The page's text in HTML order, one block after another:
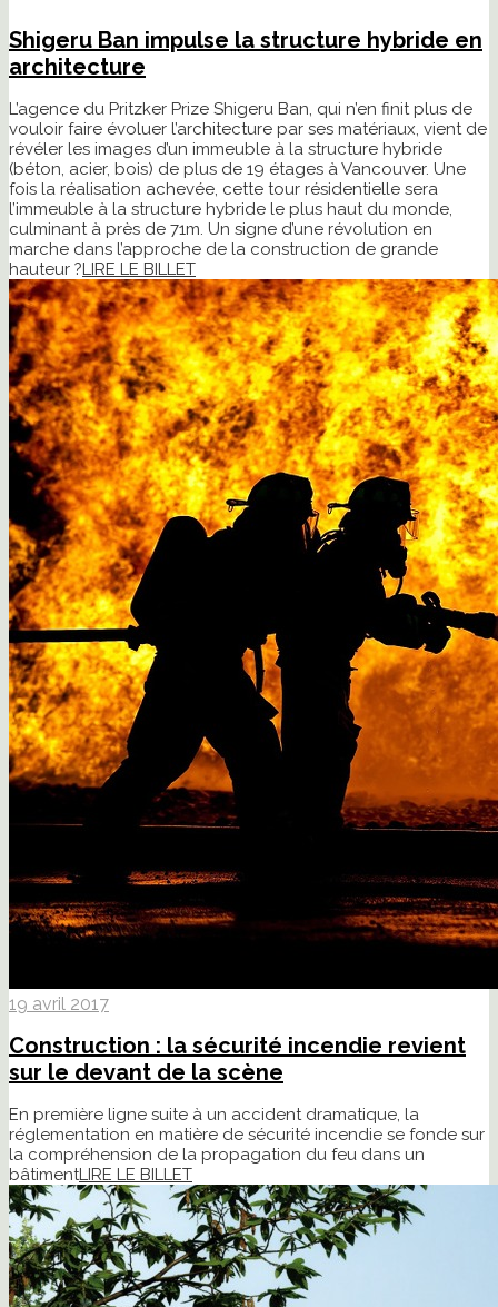
Shigeru Ban impulse la structure hybride en
architecture
L’agence du Pritzker Prize Shigeru Ban, qui n’en finit plus de
vouloir faire évoluer l’architecture par ses matériaux, vient de
révéler les images d’un immeuble à la structure hybride
(béton, acier, bois) de plus de 19 étages à Vancouver. Une
fois la réalisation achevée, cette tour résidentielle sera
l’immeuble à la structure hybride le plus haut du monde,
culminant à près de 71m. Un signe d’une révolution en
marche dans l’approche de la construction de grande
hauteur ?LIRE LE BILLET
19 avril 2017
Construction : la sécurité incendie revient
sur le devant de la scène
En première ligne suite à un accident dramatique, la
réglementation en matière de sécurité incendie se fonde sur
la compréhension de la propagation du feu dans un
bâtimentLIRE LE BILLET